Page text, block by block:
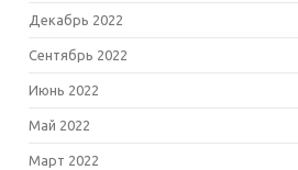
Декабрь 2022
Сентябрь 2022
Июнь 2022
Май 2022
Март 2022